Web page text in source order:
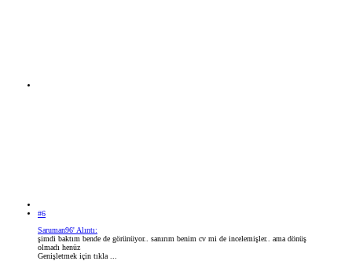
#6
Saruman96' Alıntı:
şimdi baktım bende de görünüyor.. sanırım benim cv mi de incelemişler.. ama dönüş
olmadı henüz
Genişletmek için tıkla ...